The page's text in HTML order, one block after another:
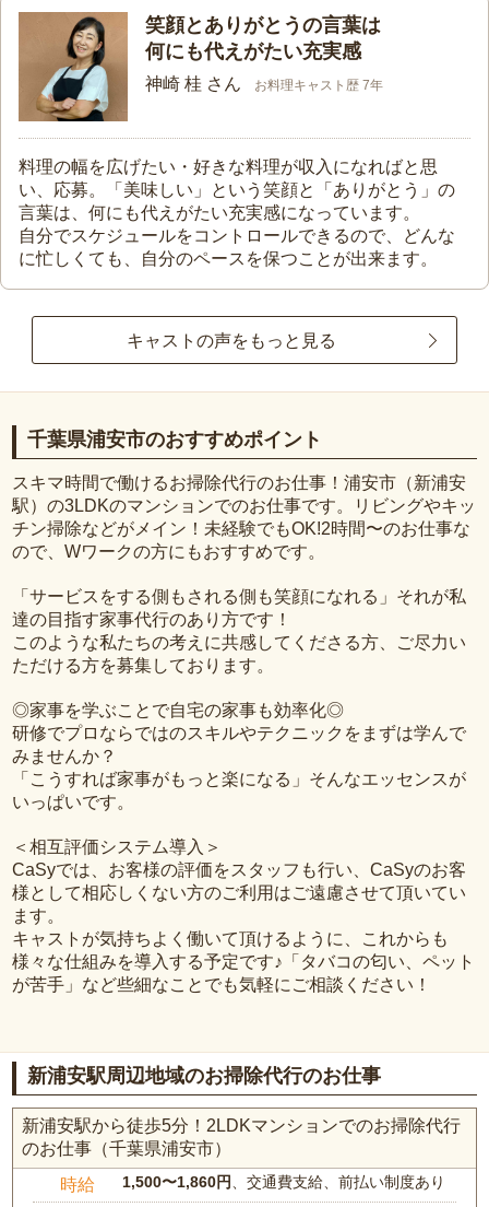
笑顔とありがとうの言葉は
何にも代えがたい充実感
神崎 桂 さん お料理キャスト歴 7年
料理の幅を広げたい・好きな料理が収入になればと思
い、応募。「美味しい」という笑顔と「ありがとう」の
言葉は、何にも代えがたい充実感になっています。
自分でスケジュールをコントロールできるので、どんな
に忙しくても、自分のペースを保つことが出来ます。
キャストの声をもっと見る
千葉県浦安市のおすすめポイント
スキマ時間で働けるお掃除代行のお仕事！浦安市（新浦安
駅）の3LDKのマンションでのお仕事です。リビングやキッ
チン掃除などがメイン！未経験でもOK!2時間〜のお仕事な
ので、Wワークの方にもおすすめです。
「サービスをする側もされる側も笑顔になれる」それが私
達の目指す家事代行のあり方です！
このような私たちの考えに共感してくださる方、ご尽力い
ただける方を募集しております。
◎家事を学ぶことで自宅の家事も効率化◎
研修でプロならではのスキルやテクニックをまずは学んで
みませんか？
「こうすれば家事がもっと楽になる」そんなエッセンスが
いっぱいです。
＜相互評価システム導入＞
CaSyでは、お客様の評価をスタッフも行い、CaSyのお客
様として相応しくない方のご利用はご遠慮させて頂いてい
ます。
キャストが気持ちよく働いて頂けるように、これからも
様々な仕組みを導入する予定です♪「タバコの匂い、ペット
が苦手」など些細なことでも気軽にご相談ください！
新浦安駅周辺地域のお掃除代行のお仕事
新浦安駅から徒歩5分！2LDKマンションでのお掃除代行
のお仕事（千葉県浦安市）
時給 1,500〜1,860円、交通費支給、前払い制度あり